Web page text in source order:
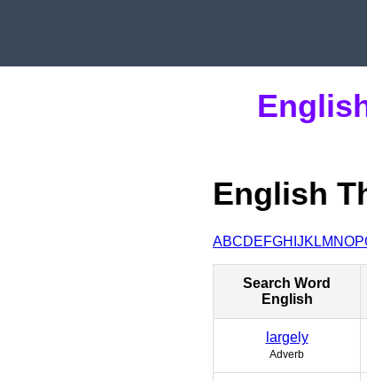
English
ABCDEFGH JK LM NOP
Search Word
English
largely
Adverb